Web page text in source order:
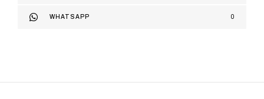
WHATSAPP 0